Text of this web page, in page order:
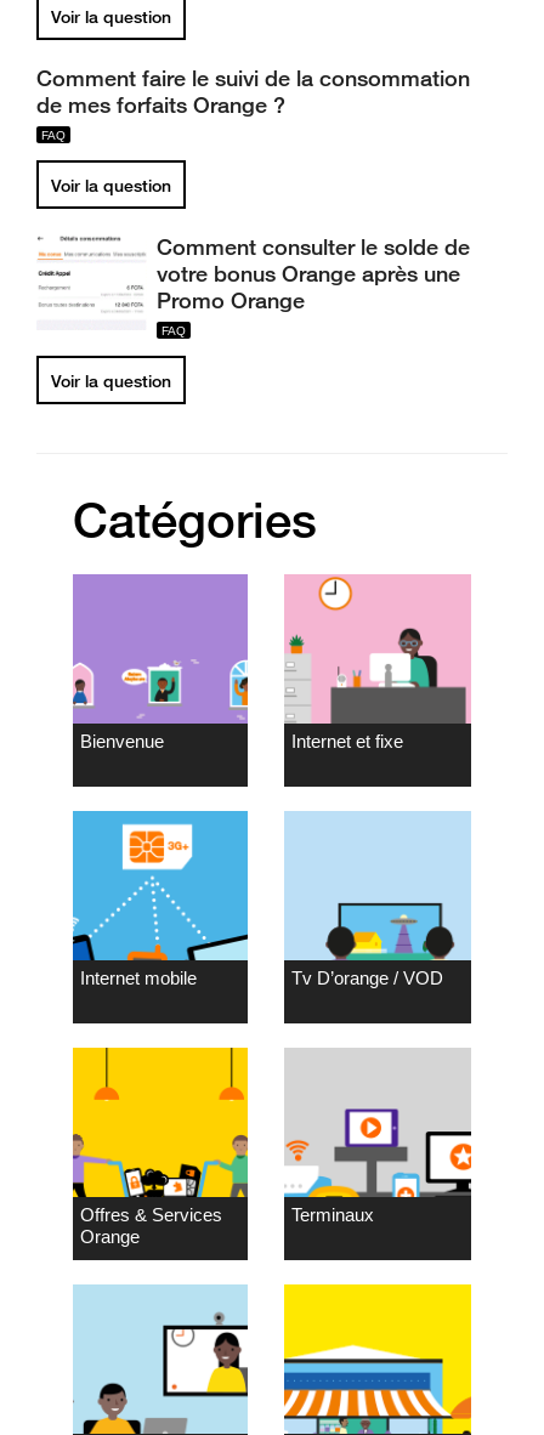
Voir la question
Comment faire le suivi de la consommation
de mes forfaits Orange ?
Voir la question
Comment consulter le solde de
votre bonus Orange après une
Promo Orange
Voir la question
Catégories
Bienvenue Internet et fixe
Internet mobile Tv D’orange / VOD
Offres & Services
Orange
Terminaux